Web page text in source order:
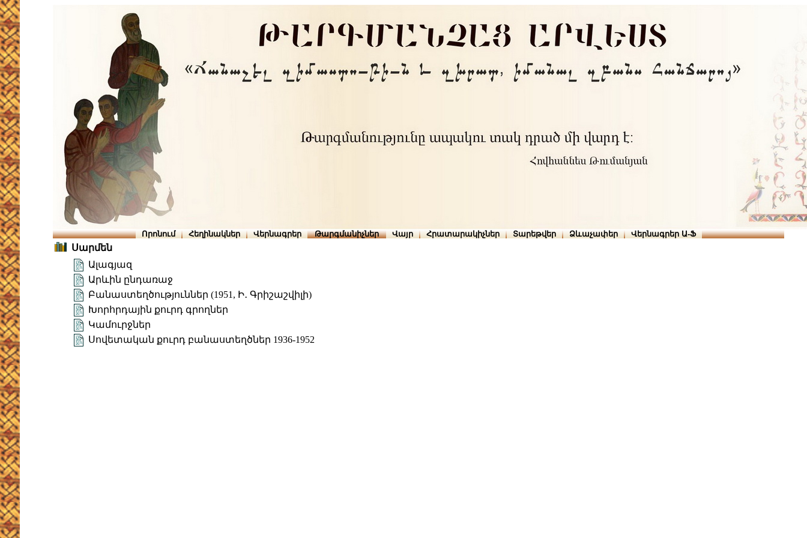
Որոնում Հեղինակներ Վերնագրեր Թարգմանիչներ Վայր Հրատարակիչներ Տարեթվեր Ձևաչափեր Վերնագրեր Ա-Ֆ
Սարմեն
Ալագյազ
Արևին ընդառաջ
Բանաստեղծություններ (1951, Ի․ Գրիշաշվիլի)
Խորհրդային քուրդ գրողներ
Կամուրջներ
Սովետական քուրդ բանաստեղծներ 1936-1952